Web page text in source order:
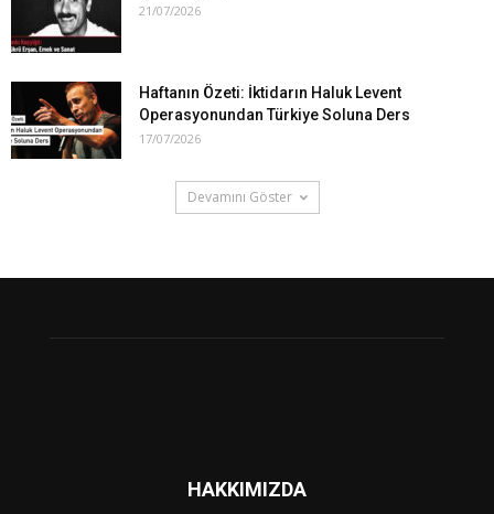
21/07/2026
Haftanın Özeti: İktidarın Haluk Levent
Operasyonundan Türkiye Soluna Ders
17/07/2026
Devamını Göster
HAKKIMIZDA